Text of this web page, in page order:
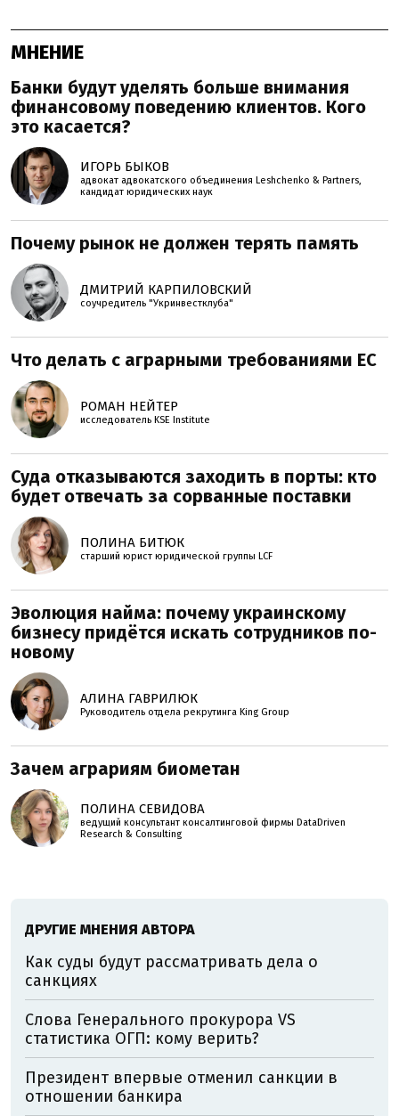
МНЕНИЕ
Банки будут уделять больше внимания
финансовому поведению клиентов. Кого
это касается?
ИГОРЬ БЫКОВ
адвокат адвокатского объединения Leshchenko & Partners,
кандидат юридических наук
Почему рынок не должен терять память
ДМИТРИЙ КАРПИЛОВСКИЙ
соучредитель "Укринвестклуба"
Что делать с аграрными требованиями ЕС
РОМАН НЕЙТЕР
исследователь KSE Institute
Суда отказываются заходить в порты: кто
будет отвечать за сорванные поставки
ПОЛИНА БИТЮК
старший юрист юридической группы LCF
Эволюция найма: почему украинскому
бизнесу придётся искать сотрудников по-
новому
АЛИНА ГАВРИЛЮК
Руководитель отдела рекрутинга King Group
Зачем аграриям биометан
ПОЛИНА СЕВИДОВА
ведущий консультант консалтинговой фирмы DataDriven
Research & Consulting
ДРУГИЕ МНЕНИЯ АВТОРА
Как суды будут рассматривать дела о
санкциях
Слова Генерального прокурора VS
статистика ОГП: кому верить?
Президент впервые отменил санкции в
отношении банкира